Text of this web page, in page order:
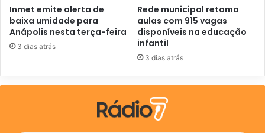
Inmet emite alerta de
baixa umidade para
Anápolis nesta terça-feira
3 dias atrás
Rede municipal retoma
aulas com 915 vagas
disponíveis na educação
infantil
3 dias atrás